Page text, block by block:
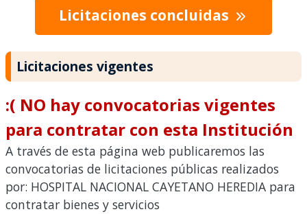
Licitaciones concluidas
Licitaciones vigentes
:( NO hay convocatorias vigentes
para contratar con esta Institución
A través de esta página web publicaremos las
convocatorias de licitaciones públicas realizados
por: HOSPITAL NACIONAL CAYETANO HEREDIA para
contratar bienes y servicios